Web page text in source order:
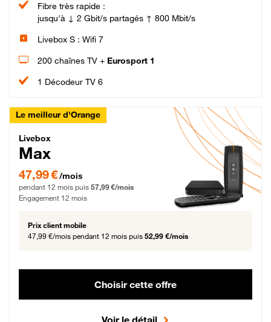
Fibre très rapide :
jusqu'à ↓ 2 Gbit/s partagés ↑ 800 Mbit/s
Livebox S : Wifi 7
200 chaînes TV + Eurosport 1
1 Décodeur TV 6
Le meilleur d'Orange
Livebox Max Fibre
Livebox
Max
47,99 € par mois pendant 12 mois puis 57,99 € par mois, Engagement 12 mois
47,99 €/mois
pendant 12 mois puis 57,99 €/mois
Engagement 12 mois
Prix client mobile
47,99 €/mois pendant 12 mois puis 52,99 €/mois
Choisir cette offre
Voir le détail